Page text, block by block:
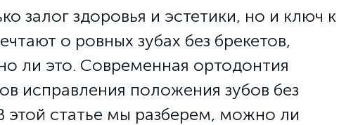
залог здоровья и эстетики, но и ключ к
о ровных зубах без брекетов,
ли это. Современная ортодонтия
исправления положения зубов без
этой статье мы разберем, можно ли